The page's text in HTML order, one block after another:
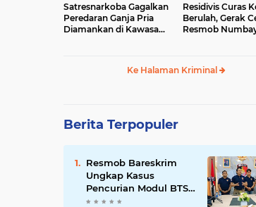
‎Satresnarkoba Gagalkan
Peredaran Ganja Pria
Diamankan di Kawasan
‎Residivis Curas
Berulah, Gerak
Resmob
Ke Halaman Kriminal
Berita Terpopuler
Resmob Bareskrim
Ungkap Kasus
Pencurian Modul BTS
Senilai Rp.60 Miliar,